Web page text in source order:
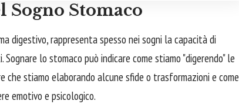
Stomaco
digestivo, rappresenta spesso nei sogni la capacità di
lo stomaco può indicare come stiamo "digerendo" le
stiamo elaborando alcune sfide o trasformazioni e come
emotivo e psicologico.